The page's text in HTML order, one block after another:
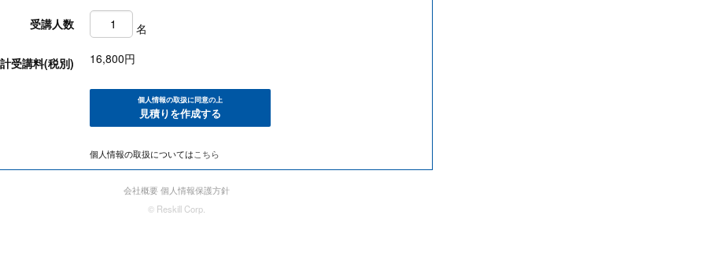
受講人数 名
受講料(税別) 16,800円
個人情報の取扱に同意の上
見積りを作成する
個人情報の取扱についてはこちら
会社概要 個人情報保護方針
© Reskill Corp.